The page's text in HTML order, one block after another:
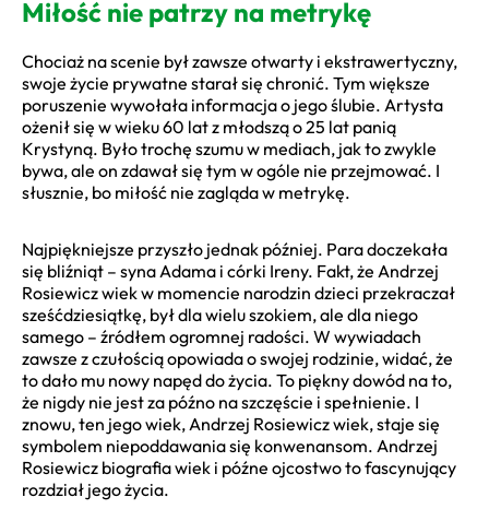
Miłość nie patrzy na metrykę
Chociaż na scenie był zawsze otwarty i ekstrawertyczny,
swoje życie prywatne starał się chronić. Tym większe
poruszenie wywołała informacja o jego ślubie. Artysta
ożenił się w wieku 60 lat z młodszą o 25 lat panią
Krystyną. Było trochę szumu w mediach, jak to zwykle
bywa, ale on zdawał się tym w ogóle nie przejmować. I
słusznie, bo miłość nie zagląda w metrykę.
Najpiękniejsze przyszło jednak później. Para doczekała
się bliźniąt – syna Adama i córki Ireny. Fakt, że Andrzej
Rosiewicz wiek w momencie narodzin dzieci przekraczał
sześćdziesiątkę, był dla wielu szokiem, ale dla niego
samego – źródłem ogromnej radości. W wywiadach
zawsze z czułością opowiada o swojej rodzinie, widać, że
to dało mu nowy napęd do życia. To piękny dowód na to,
że nigdy nie jest za późno na szczęście i spełnienie. I
znowu, ten jego wiek, Andrzej Rosiewicz wiek, staje się
symbolem niepoddawania się konwenansom. Andrzej
Rosiewicz biografia wiek i późne ojcostwo to fascynujący
rozdział jego życia.